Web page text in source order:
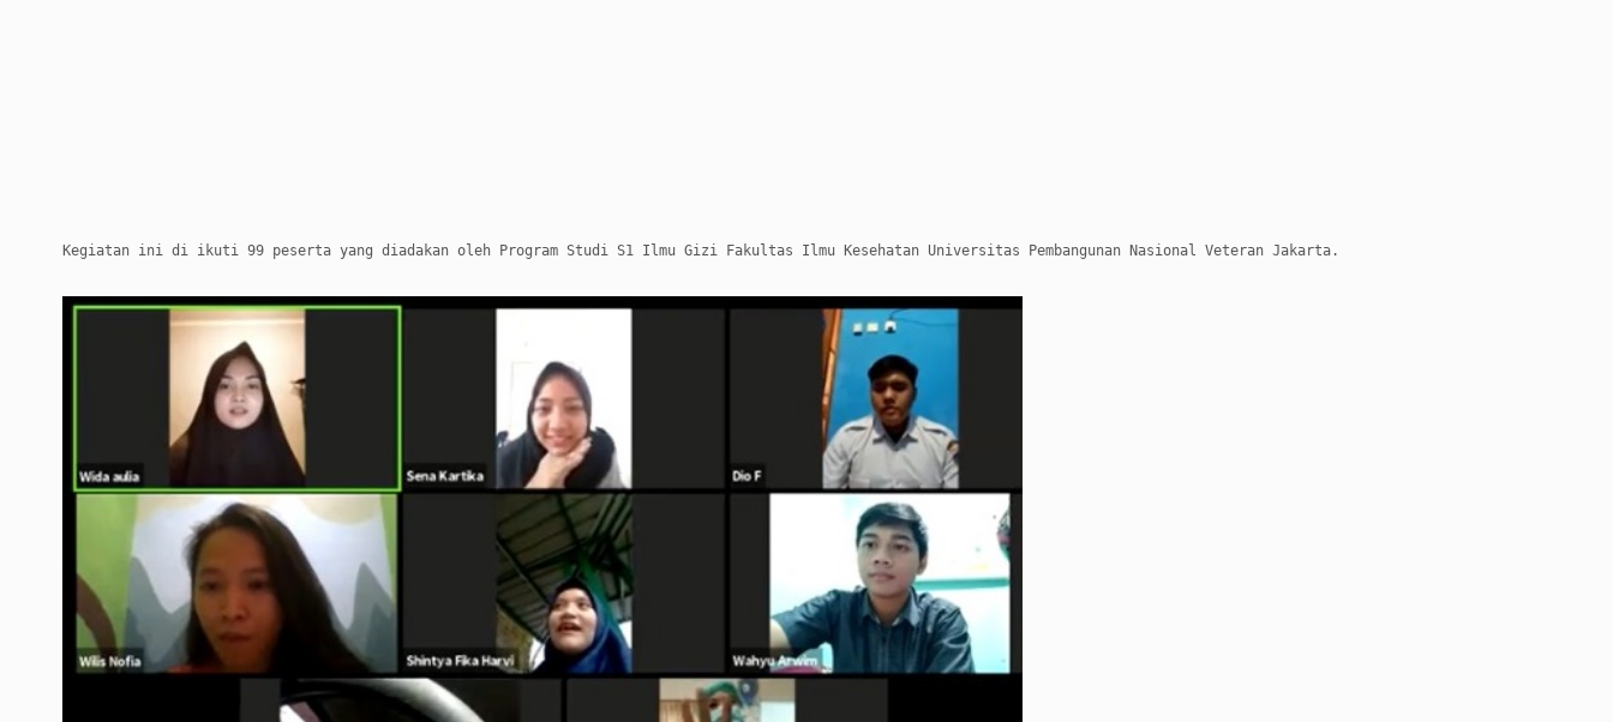
Kegiatan ini di ikuti 99 peserta yang diadakan oleh Program Studi S1 Ilmu Gizi Fakultas Ilmu Kesehatan Universitas Pembangunan Nasional Veteran Jakarta.